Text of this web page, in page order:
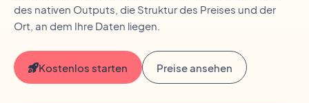
des nativen Outputs, die Struktur des Preises und der
Ort, an dem Ihre Daten liegen.
Kostenlos starten Preise ansehen